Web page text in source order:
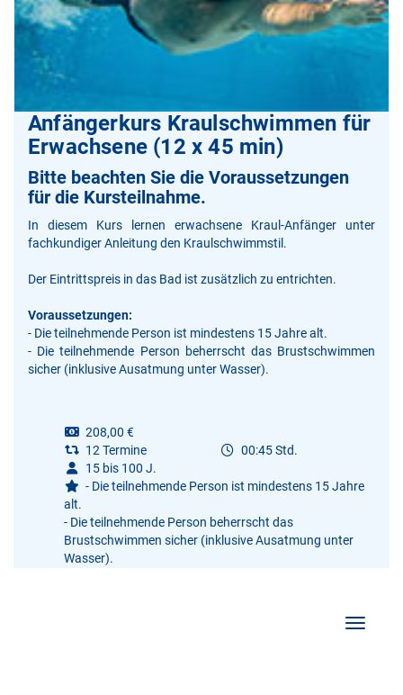
Anfängerkurs Kraulschwimmen für
Erwachsene (12 x 45 min)
Bitte beachten Sie die Voraussetzungen
für die Kursteilnahme.
In diesem Kurs lernen erwachsene Kraul-Anfänger unter
fachkundiger Anleitung den Kraulschwimmstil.
Der Eintrittspreis in das Bad ist zusätzlich zu entrichten.
Voraussetzungen:
- Die teilnehmende Person ist mindestens 15 Jahre alt.
- Die teilnehmende Person beherrscht das Brustschwimmen
sicher (inklusive Ausatmung unter Wasser).
208,00 €
12 Termine
00:45 Std.
15 bis 100 J.
- Die teilnehmende Person ist mindestens 15 Jahre
alt.
- Die teilnehmende Person beherrscht das
Brustschwimmen sicher (inklusive Ausatmung unter
Wasser).